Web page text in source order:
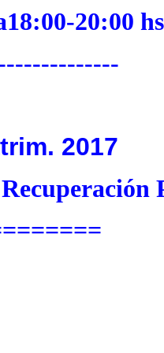
20:00 hs
2017